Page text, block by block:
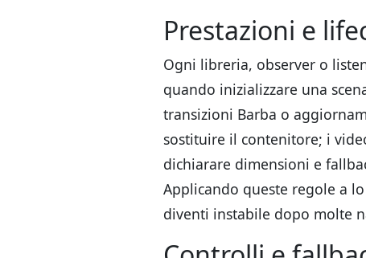
Prestazioni e
Ogni libreria, observer o
quando inizializzare una
transizioni Barba o
sostituire il contenitore; i
dichiarare dimensioni e
Applicando queste regole a
diventi instabile dopo molte